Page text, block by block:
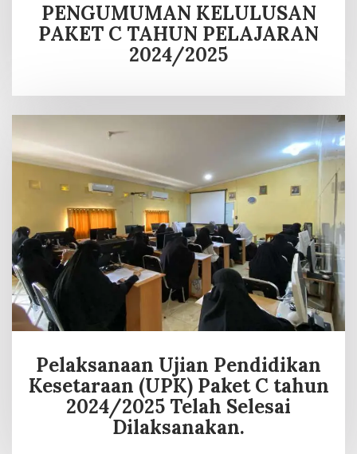
PENGUMUMAN KELULUSAN
PAKET C TAHUN PELAJARAN
2024/2025
Pelaksanaan Ujian Pendidikan
Kesetaraan (UPK) Paket C tahun
2024/2025 Telah Selesai
Dilaksanakan.